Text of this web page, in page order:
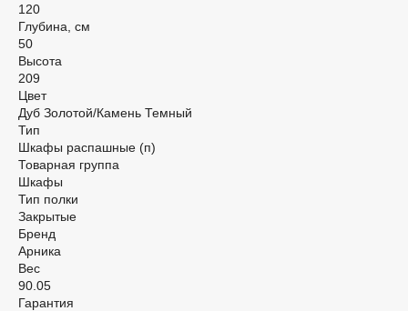
120
Глубина, см
50
Высота
209
Цвет
Дуб Золотой/Камень Темный
Тип
Шкафы распашные (п)
Товарная группа
Шкафы
Тип полки
Закрытые
Бренд
Арника
Вес
90.05
Гарантия